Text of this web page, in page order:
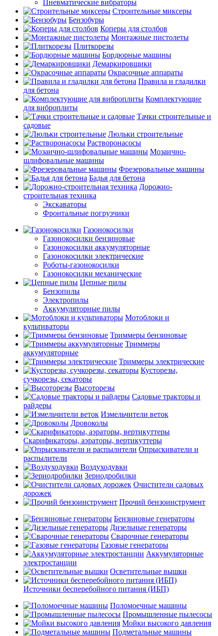
Пневматические вибраторы
Строительные миксеры
Бензобуры
Коперы для столбов
Монтажные пистолеты
Плиткорезы
Бордюрные машины
Демаркировщики
Окрасочные аппараты
Правила и гладилки
для бетона
Комплектующие
для виброплиты
Тачки строительные и
садовые
Люльки строительные
Растворонасосы
Мозаично-
шлифовальные машины
Фрезеровальные машины
Бадья для бетона
Дорожно-
строительная техника
Экскаваторы
Фронтальные погрузчики
Газонокосилки
Газонокосилки бензиновые
Газонокосилки аккумуляторные
Газонокосилки электрические
Роботы-газонокосилки
Газонокосилки механические
Цепные пилы
Бензопилы
Электропилы
Аккумуляторные пилы
Мотоблоки и
культиваторы
Триммеры бензиновые
Триммеры
аккумуляторные
Триммеры электрические
Кусторезы,
сучкорезы, секаторы
Высоторезы
Садовые тракторы и
райдеры
Измельчители веток
Дровоколы
Скарификаторы, аэраторы, вертикуттеры
Опрыскиватели и
распылители
Воздуходувки
Зернодробилки
Очистители садовых
дорожек
Прочий бензоинструмент
Бензиновые генераторы
Дизельные генераторы
Сварочные генераторы
Газовые генераторы
Аккумуляторные
электростанции
Осветительные вышки
Источники бесперебойного питания (ИБП)
Поломоечные машины
Промышленные пылесосы
Мойки высокого давления
Подметальные машины